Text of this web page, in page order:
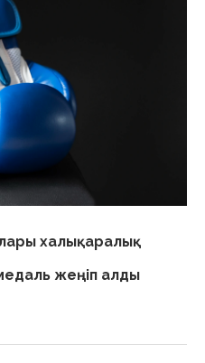
халықаралық
жеңіп алды